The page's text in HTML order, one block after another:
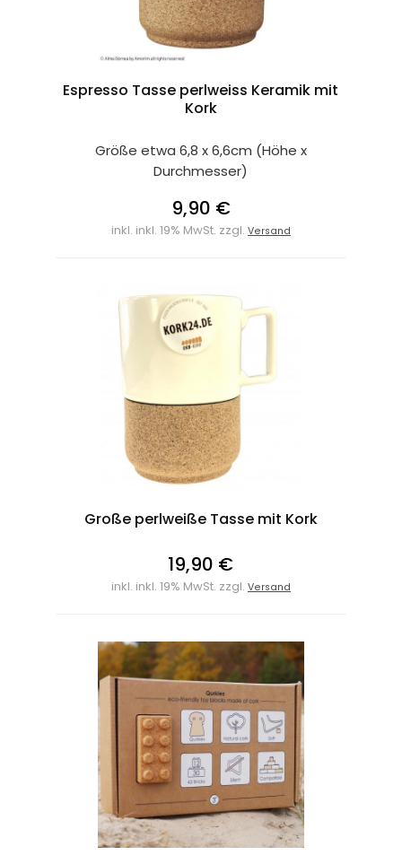
Espresso Tasse perlweiss Keramik mit
Kork
Größe etwa 6,8 x 6,6cm (Höhe x
Durchmesser)
9,90 €
inkl. inkl. 19% MwSt. zzgl. Versand
Große perlweiße Tasse mit Kork
19,90 €
inkl. inkl. 19% MwSt. zzgl. Versand